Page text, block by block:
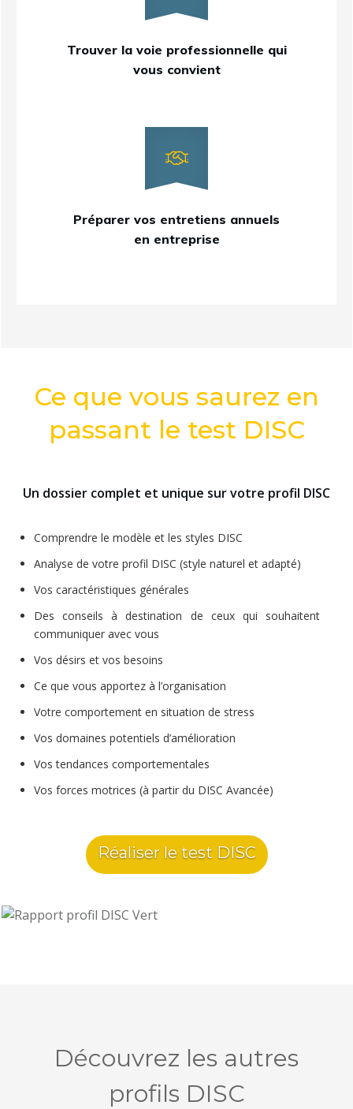
Trouver la voie professionnelle qui
vous convient
Préparer vos entretiens annuels
en entreprise
Ce que vous saurez en
passant le test DISC
Un dossier complet et unique sur votre profil DISC
Comprendre le modèle et les styles DISC
Analyse de votre profil DISC (style naturel et adapté)
Vos caractéristiques générales
Des conseils à destination de ceux qui souhaitent
communiquer avec vous
Vos désirs et vos besoins
Ce que vous apportez à l’organisation
Votre comportement en situation de stress
Vos domaines potentiels d’amélioration
Vos tendances comportementales
Vos forces motrices (à partir du DISC Avancée)
Réaliser le test DISC
Découvrez les autres
profils DISC